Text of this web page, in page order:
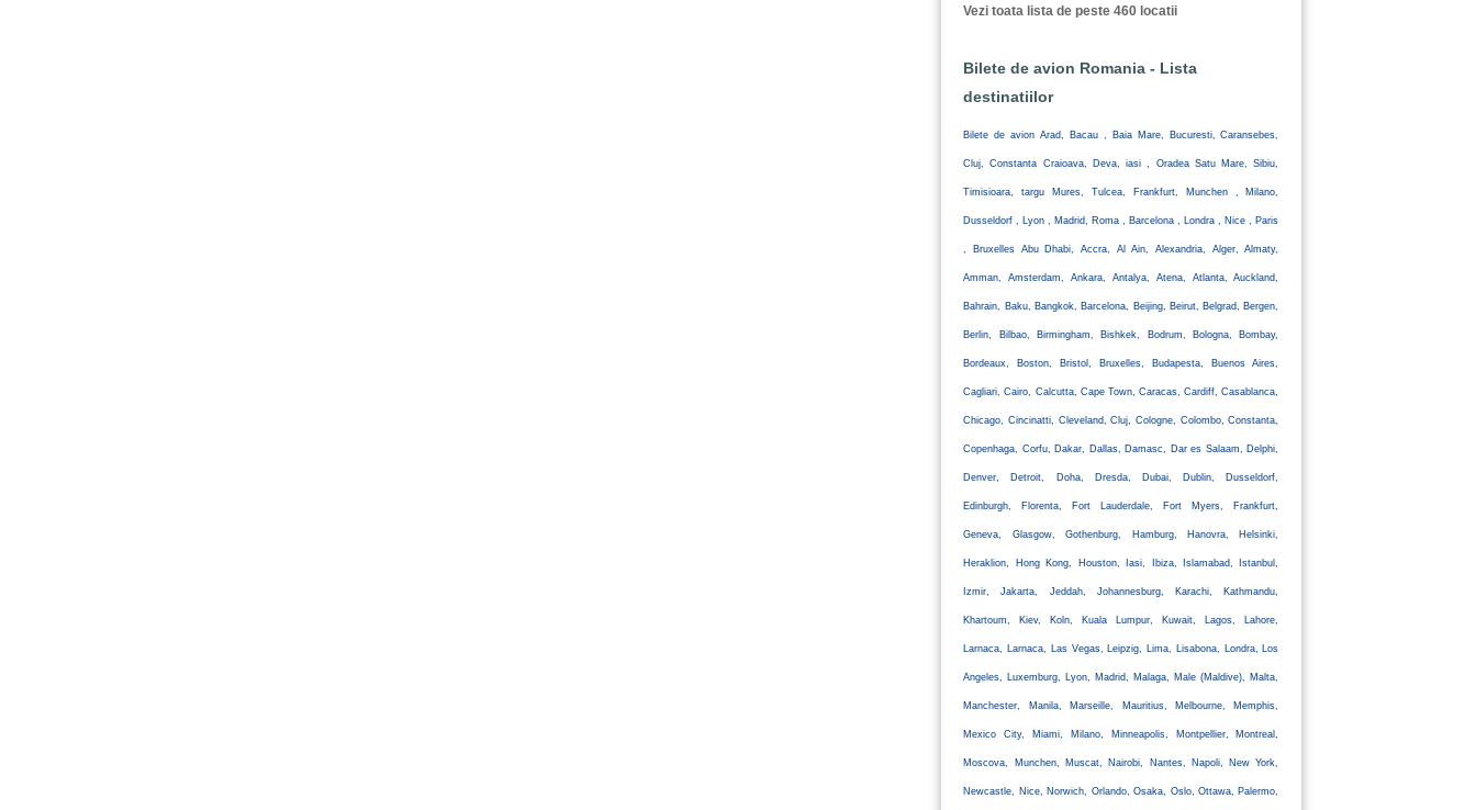
Vezi toata lista de peste 460 locatii
Bilete de avion Romania - Lista
destinatiilor
Bilete de avion Arad, Bacau , Baia Mare, Bucuresti, Caransebes,
Cluj, Constanta Craioava, Deva, iasi , Oradea Satu Mare, Sibiu,
Timisioara, targu Mures, Tulcea, Frankfurt, Munchen , Milano,
Dusseldorf , Lyon , Madrid, Roma , Barcelona , Londra , Nice , Paris
, Bruxelles Abu Dhabi, Accra, Al Ain, Alexandria, Alger, Almaty,
Amman, Amsterdam, Ankara, Antalya, Atena, Atlanta, Auckland,
Bahrain, Baku, Bangkok, Barcelona, Beijing, Beirut, Belgrad, Bergen,
Berlin, Bilbao, Birmingham, Bishkek, Bodrum, Bologna, Bombay,
Bordeaux, Boston, Bristol, Bruxelles, Budapesta, Buenos Aires,
Cagliari, Cairo, Calcutta, Cape Town, Caracas, Cardiff, Casablanca,
Chicago, Cincinatti, Cleveland, Cluj, Cologne, Colombo, Constanta,
Copenhaga, Corfu, Dakar, Dallas, Damasc, Dar es Salaam, Delphi,
Denver, Detroit, Doha, Dresda, Dubai, Dublin, Dusseldorf,
Edinburgh, Florenta, Fort Lauderdale, Fort Myers, Frankfurt,
Geneva, Glasgow, Gothenburg, Hamburg, Hanovra, Helsinki,
Heraklion, Hong Kong, Houston, Iasi, Ibiza, Islamabad, Istanbul,
Izmir, Jakarta, Jeddah, Johannesburg, Karachi, Kathmandu,
Khartoum, Kiev, Koln, Kuala Lumpur, Kuwait, Lagos, Lahore,
Larnaca, Larnaca, Las Vegas, Leipzig, Lima, Lisabona, Londra, Los
Angeles, Luxemburg, Lyon, Madrid, Malaga, Male (Maldive), Malta,
Manchester, Manila, Marseille, Mauritius, Melbourne, Memphis,
Mexico City, Miami, Milano, Minneapolis, Montpellier, Montreal,
Moscova, Munchen, Muscat, Nairobi, Nantes, Napoli, New York,
Newcastle, Nice, Norwich, Orlando, Osaka, Oslo, Ottawa, Palermo,